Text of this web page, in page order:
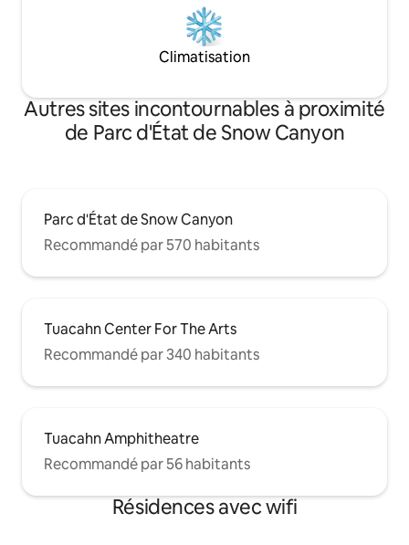
Climatisation
Autres sites incontournables à proximité
de Parc d'État de Snow Canyon
Parc d'État de Snow Canyon
Recommandé par 570 habitants
Tuacahn Center For The Arts
Recommandé par 340 habitants
Tuacahn Amphitheatre
Recommandé par 56 habitants
Résidences avec wifi